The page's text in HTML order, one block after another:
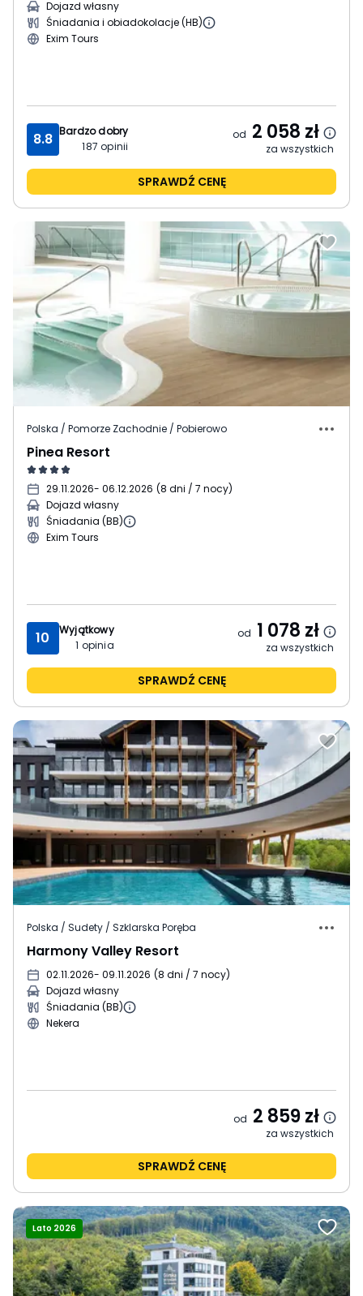
Dojazd własny
Śniadania i obiadokolacje (HB)
Exim Tours
8.8 Bardzo dobry
187 opinii
od 2 058 zł
za wszystkich
SPRAWDŹ CENĘ
Polska / Pomorze Zachodnie / Pobierowo
Pinea Resort
29.11.2026- 06.12.2026 (8 dni / 7 nocy)
Dojazd własny
Śniadania (BB)
Exim Tours
10
Wyjątkowy
1 opinia
od 1 078 zł
za wszystkich
SPRAWDŹ CENĘ
Polska / Sudety / Szklarska Poręba
Harmony Valley Resort
02.11.2026- 09.11.2026 (8 dni / 7 nocy)
Dojazd własny
Śniadania (BB)
Nekera
od 2 859zł
za wszystkich
SPRAWDŹ CENĘ
Lato 2026